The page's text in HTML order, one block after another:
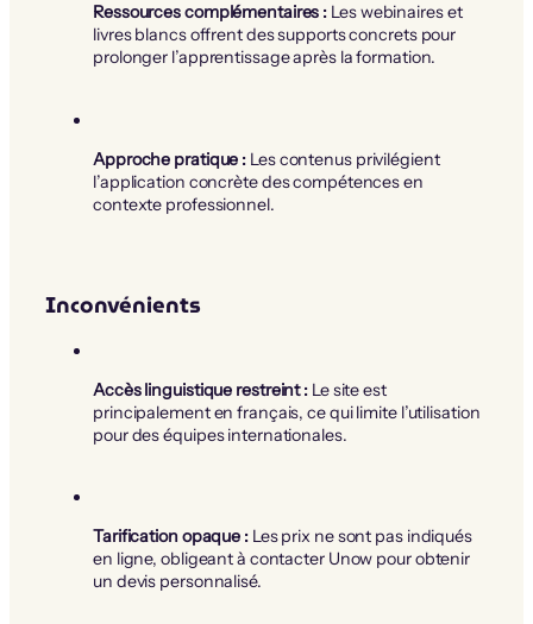
Ressources complémentaires : Les webinaires et
livres blancs offrent des supports concrets pour
prolonger l’apprentissage après la formation.
Approche pratique : Les contenus privilégient
l’application concrète des compétences en
contexte professionnel.
Inconvénients
Accès linguistique restreint : Le site est
principalement en français, ce qui limite l’utilisation
pour des équipes internationales.
Tarification opaque :Les prix ne sont pas indiqués
en ligne, obligeant à contacter Unow pour obtenir
un devis personnalisé.